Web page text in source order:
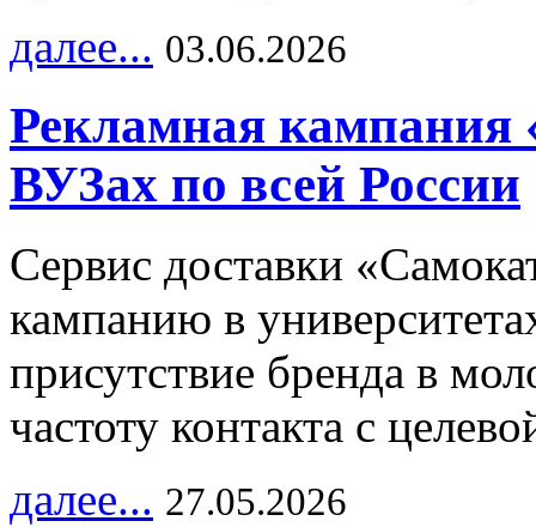
далее... 03.06.2026
Рекламная кампания
ВУЗах по всей России
Сервис доставки
кампанию в
присутствие бренда в
частоту контакта с
далее... 27.05.2026